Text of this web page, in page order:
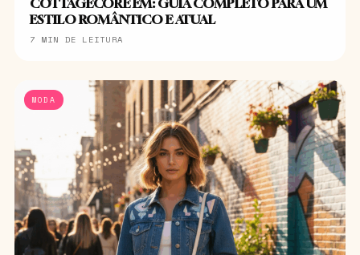
COTTAGECORE EM: GUIA COMPLETO PARA UM
ESTILO ROMÂNTICO E ATUAL
7 MIN DE LEITURA
MODA